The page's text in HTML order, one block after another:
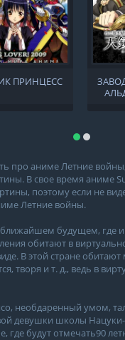
ПРИНЦЕСС
про аниме Летние
В свое время аниме
поэтому если не
Летние войны.
будущем, где
обитают в
В этой стране
творя и т. д., ведь в
необдаренный умом,
девушки школы Нацуки-
где будут отмечать90